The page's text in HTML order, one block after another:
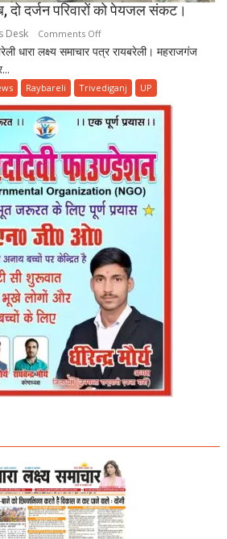
दो दर्जन परिवारों को पेयजल संकट।
Desk Comments Offon
तीन
से
हैंडपंप
ख़राब,
दर्जन
परिवारों
को
पेयजल
संकट।
धारा लक्ष्य समाचार पत्र रायबरेली। महराजगंज
Raybareli Trivediganj UP